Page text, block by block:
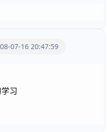
07-16 20:47:59
习